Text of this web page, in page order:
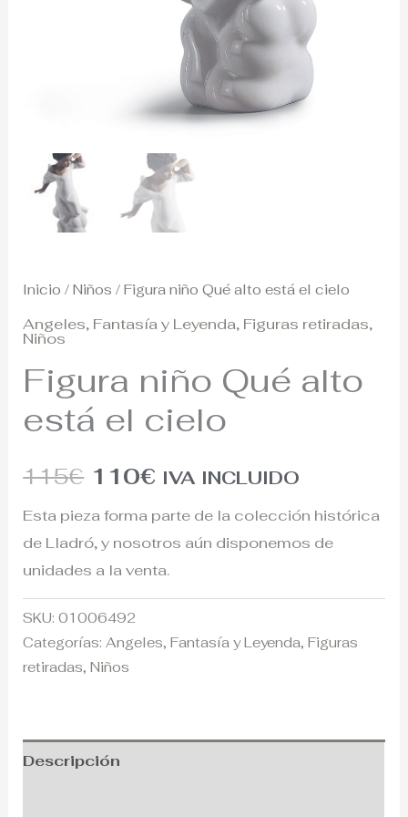
Inicio /Niños / Figura niño Qué alto está el cielo
Angeles, Fantasía y Leyenda, Figuras retiradas,
Niños
Figura niño Qué alto
está el cielo
115€ 110€ IVA INCLUIDO
Esta pieza forma parte de la colección histórica
de Lladró, y nosotros aún disponemos de
unidades a la venta.
SKU:01006492
Categorías:Angeles,Fantasía y Leyenda,Figuras
retiradas,Niños
Descripción